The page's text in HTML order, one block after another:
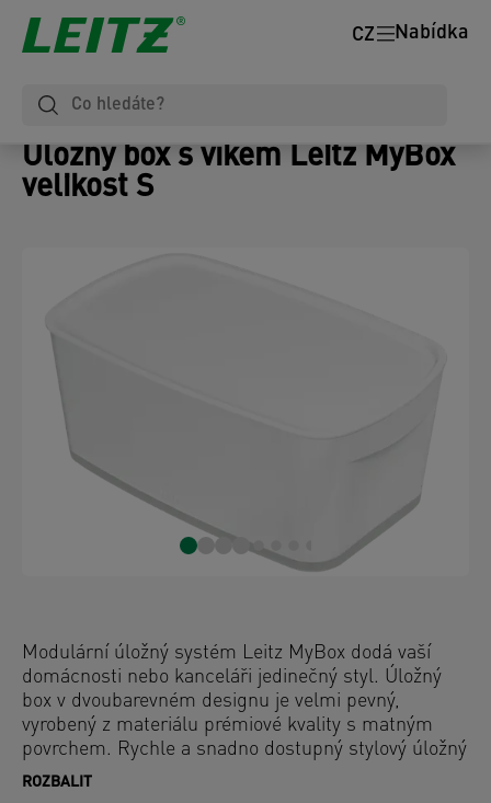
Nabídka
CZ
Úložný box s víkem Leitz MyBox
velikost S
Modulární úložný systém Leitz MyBox dodá vaší
domácnosti nebo kanceláři jedinečný styl. Úložný
box v dvoubarevném designu je velmi pevný,
vyrobený z materiálu prémiové kvality s matným
povrchem. Rychle a snadno dostupný stylový úložný
prostor o objemu 5 litrů pro drobné domácí nebo
ROZBALIT